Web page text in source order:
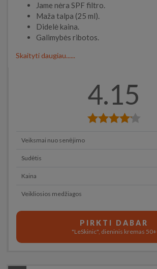
Jame nėra SPF filtro.
Maža talpa (25 ml).
Didelė kaina.
Galimybės ribotos.
Skaityti daugiau......
4.15
Veiksmai nuo senėjimo
Sudėtis
Kaina
Veikliosios medžiagos
PIRKTI DABAR
"LeSkinic", dieninis kremas 50+